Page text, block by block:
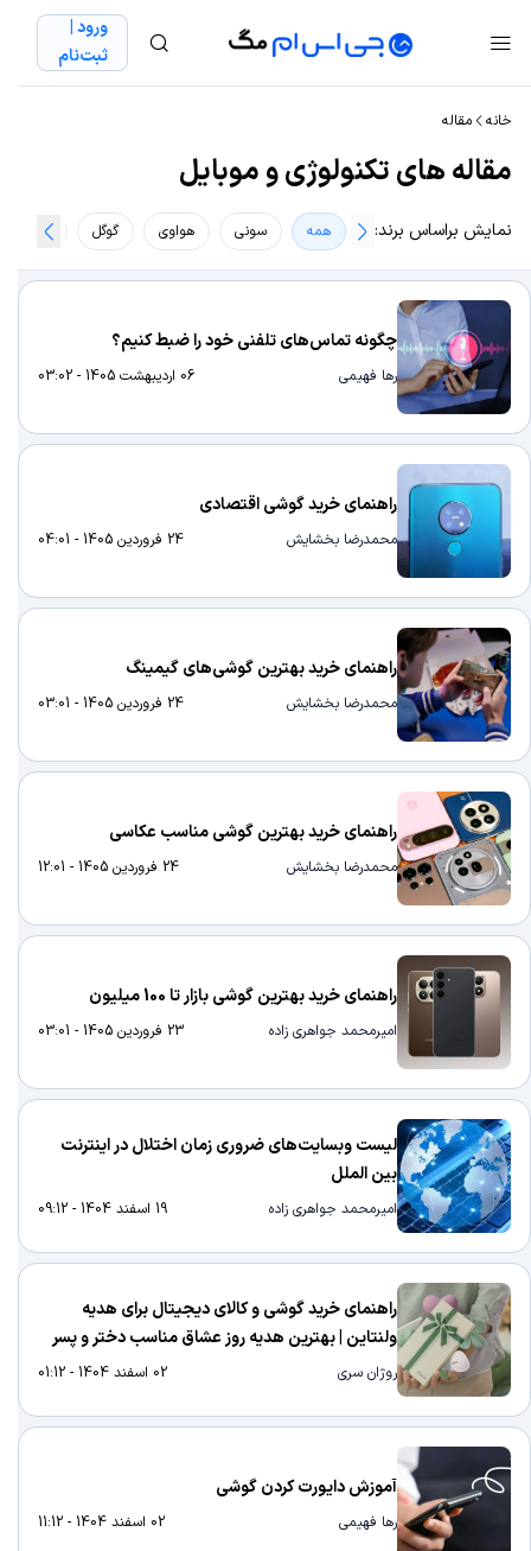
ورود |
ثبت‌نام
خانه مقاله
مقاله های تکنولوژی و موبایل
نمایش براساس برند: همه سونی هواوی گوگل ریلمی
چگونه تماس‌های تلفنی خود را ضبط کنیم؟
رها فهیمی 06 اردیبهشت 1405 - 03:02
راهنمای خرید گوشی اقتصادی
محمدرضا بخشایش 24 فروردین 1405 - 04:01
راهنمای خرید بهترین گوشی‌های گیمینگ
محمدرضا بخشایش 24 فروردین 1405 - 03:01
راهنمای خرید بهترین گوشی مناسب عکاسی
محمدرضا بخشایش 24 فروردین 1405 - 12:01
راهنمای خرید بهترین گوشی بازار تا 100 میلیون
امیرمحمد جواهری زاده 23 فروردین 1405 - 03:01
لیست وبسایت‌های ضروری زمان اختلال در اینترنت
بین الملل
امیرمحمد جواهری زاده 19 اسفند 1404 - 09:12
راهنمای خرید گوشی و کالای دیجیتال برای هدیه
ولنتاین | بهترین هدیه روز عشاق مناسب دختر و پسر
روژان سری 02 اسفند 1404 - 01:12
آموزش دایورت کردن گوشی
رها فهیمی 02 اسفند 1404 - 11:12